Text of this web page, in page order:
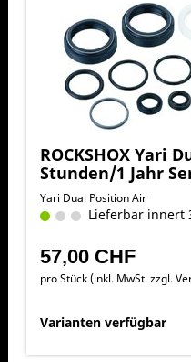
ROCKSHOX Yari
Stunden/1 Jahr
Yari Dual Position Air
Lieferbar innert
57,00 CHF
pro Stück (inkl. MwSt. zzgl.
Varianten verfügbar